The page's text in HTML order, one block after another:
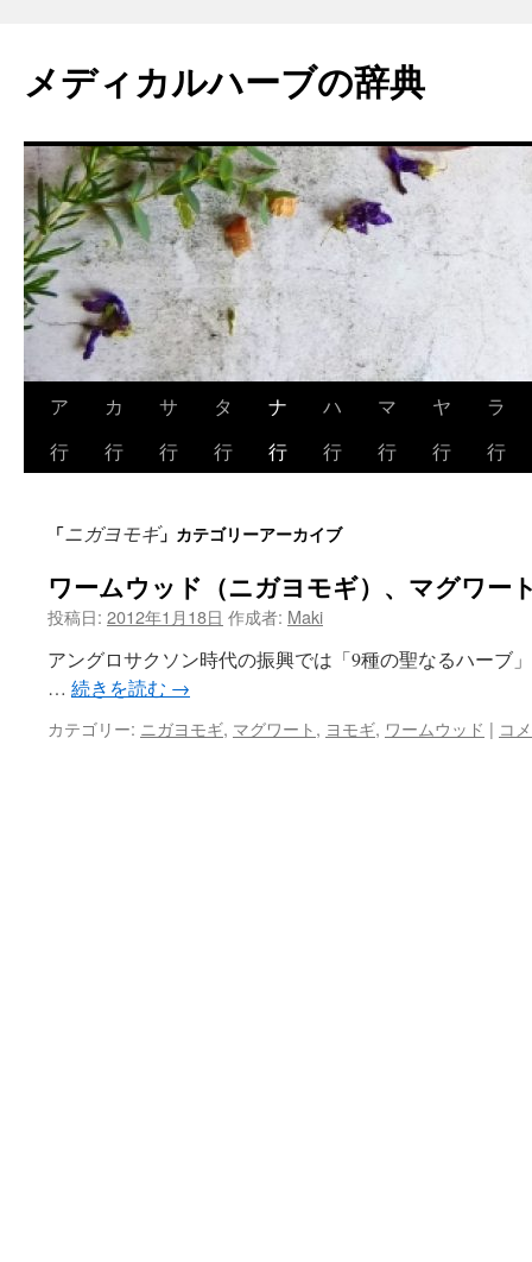
メディカルハーブの辞典
ン
ツ
へ
ス
ア
行
カ
行
サ
行
タ
行
ナ
行
ハ
行
マ
行
ヤ
行
ラ
行
「ニガヨモギ」カテゴリーアーカイブ
ワームウッド（ニガヨモギ）、マグワー
投稿日: 2012年1月18日 作成者: Maki
アングロサクソン時代の振興では「9種の聖なるハーブ
… 続きを読む →
カテゴリー: ニガヨモギ, マグワート, ヨモギ, ワームウッド | コ